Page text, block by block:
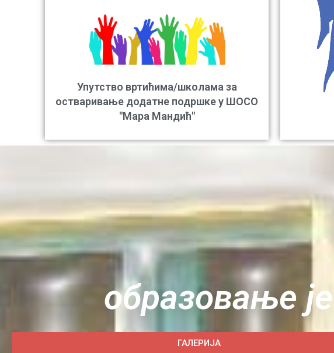
Упутство вртићима/школама за
остваривање додатне подршке у ШОСО
"Мара Мандић"
oбразовање
ГАЛЕРИЈА